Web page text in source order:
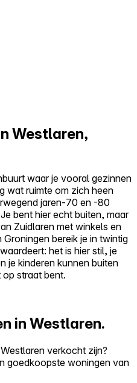
Westlaren,
waar je vooral gezinnen
wat ruimte om zich heen
jaren-70 en -80
bent hier echt buiten, maar
Zuidlaren met winkels en
bereik je in twintig
het is hier stil, je
je kinderen kunnen buiten
straat bent.
in Westlaren.
verkocht zijn?
goedkoopste woningen van